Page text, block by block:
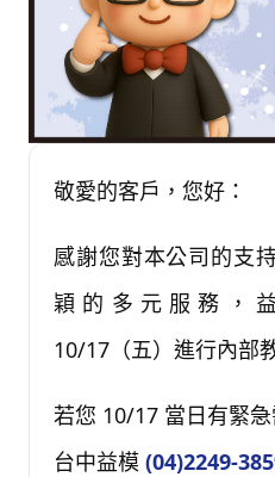
敬愛的客戶，您好：
感謝您對本公司的支
穎的多元服務，
10/17（五）進行內部
若您 10/17 當日有緊
台中益模(04)2249-